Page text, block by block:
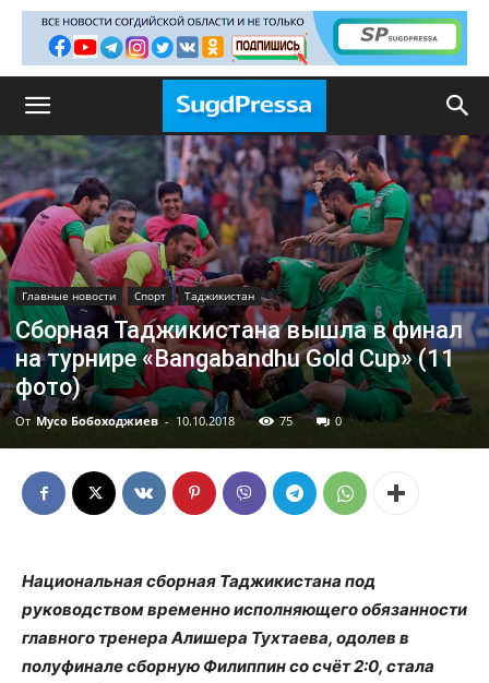
Главные новости Спорт Таджикистан
Сборная Таджикистана вышла в финал
на турнире «Bangabandhu Gold Cup» (11
фото)
От Мусо Бобоходжиев - 10.10.2018 75 0
Национальная сборная Таджикистана под
руководством временно исполняющего обязанности
главного тренера Алишера Тухтаева, одолев в
полуфинале сборную Филиппин со счёт 2:0, стала